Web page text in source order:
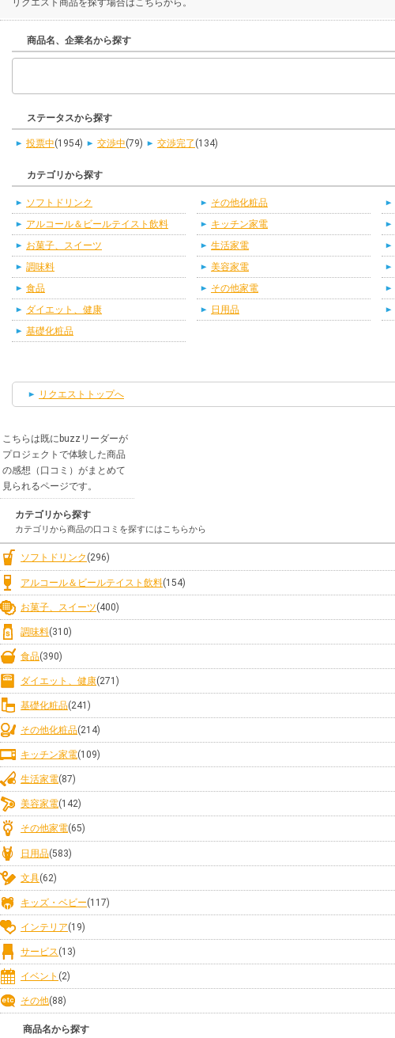
リクエスト商品を探す場合はこちらから。
商品名、企業名から探す
ステータスから探す
投票中(1954) 交渉中(79) 交渉完了 (134)
カテゴリから探す
ソフトドリンク
アルコール＆ビールテイスト飲料
お菓子、スイーツ
調味料
食品
ダイエット、健康
基礎化粧品
その他化粧品
キッチン家電
生活家電
美容家電
その他家電
日用品
リクエストトップへ
こちらは既にbuzzリーダーが
プロジェクトで体験した商品
の感想（口コミ）がまとめて
見られるページです。
カテゴリから探す
カテゴリから商品の口コミを探すにはこちらから
ソフトドリンク (296)
アルコール＆ビールテイスト飲料(154)
お菓子、スイーツ(400)
調味料(310)
食品(390)
ダイエット、健康(271)
基礎化粧品(241)
その他化粧品(214)
キッチン家電(109)
生活家電(87)
美容家電(142)
その他家電(65)
日用品(583)
文具(62)
キッズ・ベビー(117)
インテリア(19)
サービス(13)
イベント (2)
その他(88)
商品名から探す